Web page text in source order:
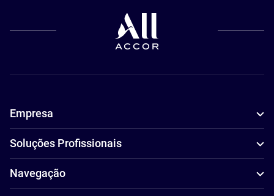
Empresa
Soluções Profissionais
Navegação